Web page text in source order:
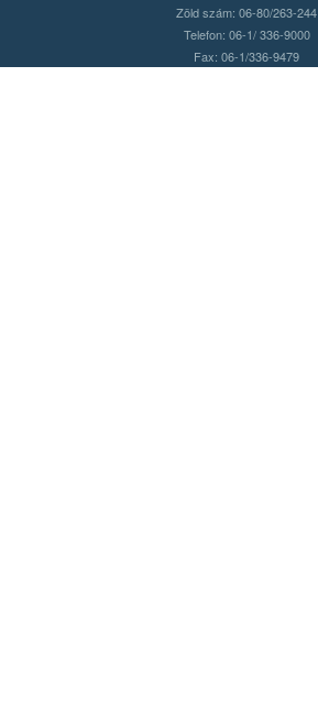
Zöld szám: 06-80/263-244
Telefon: 06-1/ 336-9000
Fax: 06-1/336-9479